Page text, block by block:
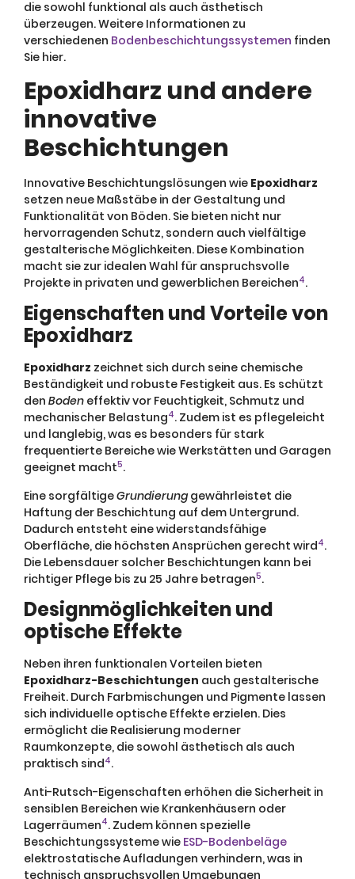
die sowohl funktional als auch ästhetisch
überzeugen. Weitere Informationen zu
verschiedenen Bodenbeschichtungssystemen finden
Sie hier.
Epoxidharz und andere
innovative
Beschichtungen
Innovative Beschichtungslösungen wie Epoxidharz
setzen neue Maßstäbe in der Gestaltung und
Funktionalität von Böden. Sie bieten nicht nur
hervorragenden Schutz, sondern auch vielfältige
gestalterische Möglichkeiten. Diese Kombination
macht sie zur idealen Wahl für anspruchsvolle
Projekte in privaten und gewerblichen Bereichen4.
Eigenschaften und Vorteile von
Epoxidharz
Epoxidharz zeichnet sich durch seine chemische
Beständigkeit und robuste Festigkeit aus. Es schützt
den Boden effektiv vor Feuchtigkeit, Schmutz und
mechanischer Belastung4. Zudem ist es pflegeleicht
und langlebig, was es besonders für stark
frequentierte Bereiche wie Werkstätten und Garagen
geeignet macht5.
Eine sorgfältigeGrundierunggewährleistet die
Haftung der Beschichtung auf dem Untergrund.
Dadurch entsteht eine widerstandsfähige
Oberfläche, die höchsten Ansprüchen gerecht wird4.
Die Lebensdauer solcher Beschichtungen kann bei
richtiger Pflege bis zu 25 Jahre betragen5.
Designmöglichkeiten und
optische Effekte
Neben ihren funktionalen Vorteilen bieten
Epoxidharz-Beschichtungen auch gestalterische
Freiheit. Durch Farbmischungen und Pigmente lassen
sich individuelle optische Effekte erzielen. Dies
ermöglicht die Realisierung moderner
Raumkonzepte, die sowohl ästhetisch als auch
praktisch sind4.
Anti-Rutsch-Eigenschaften erhöhen die Sicherheit in
sensiblen Bereichen wie Krankenhäusern oder
Lagerräumen4. Zudem können spezielle
Beschichtungssysteme wie ESD-Bodenbeläge
elektrostatische Aufladungen verhindern, was in
technisch anspruchsvollen Umgebungen